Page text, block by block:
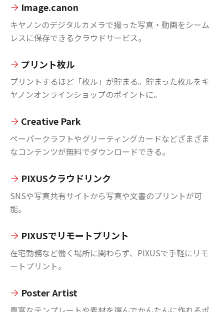
Image.canon
キヤノンのデジタルカメラで撮った写真・動画をシーム
レスに保存できるクラウドサービス。
プリント枚ル
プリントするほど「枚ル」が貯まる。貯まった枚ルをキ
ヤノンオンラインショップのポイントに。
Creative Park
ペーパークラフトやグリーティングカードなどざまざま
なコンテンツが無料でダウンロードできる。
PIXUSクラウドリンク
SNSや写真共有サイトから写真や文書のプリントが可
能。
PIXUSでリモートプリント
在宅勤務など働く場所に関わらず、PIXUSで手軽にリモ
ートプリント。
Poster Artist